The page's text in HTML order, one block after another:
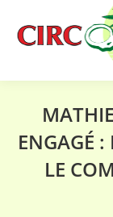
ENGAGÉ
LE